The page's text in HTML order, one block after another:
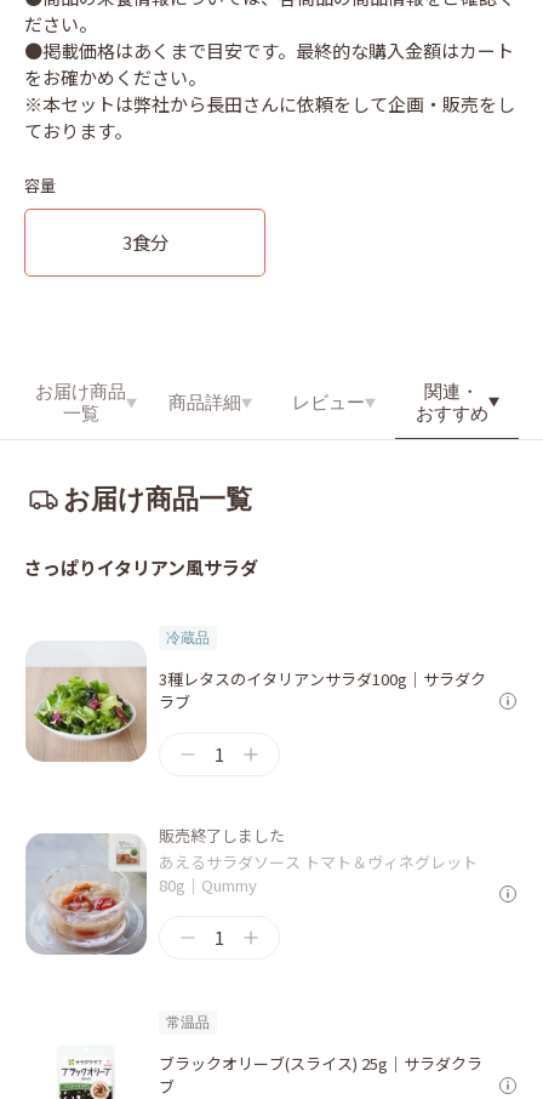
ださい。
●掲載価格はあくまで目安です。最終的な購入金額はカート
をお確かめください。
※本セットは弊社から長田さんに依頼をして企画・販売をし
容量
3食分
お届け商品
一覧
商品詳細 レビュー
関連・
おすすめ
お届け商品一覧
さっぱりイタリアン風サラダ
冷蔵品
3種レタスのイタリアンサラダ100g｜サラダク
ラブ
1
販売終了しました
あえるサラダソース トマト＆ヴィネグレット
80g｜Qummy
1
常温品
ブラックオリーブ(スライス) 25g｜サラダクラ
ブ